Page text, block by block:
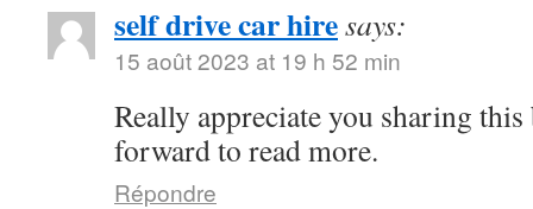
self drive car hiresays:
15 août 2023 at 19 h 52 min
Really appreciate you sharing
forward to read more.
Répondre